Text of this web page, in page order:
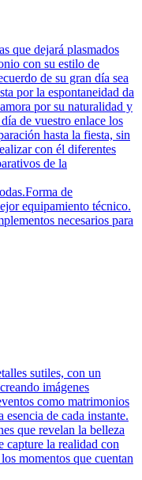
que dejará plasmados
con su estilo de
de su gran día sea
por la espontaneidad da
por su naturalidad y
de vuestro enlace los
hasta la fiesta, sin
con él diferentes
de la
de
equipamiento técnico.
necesarios para
sutiles, con un
imágenes
como matrimonios
esencia de cada instante.
que revelan la belleza
capture la realidad con
momentos que cuentan